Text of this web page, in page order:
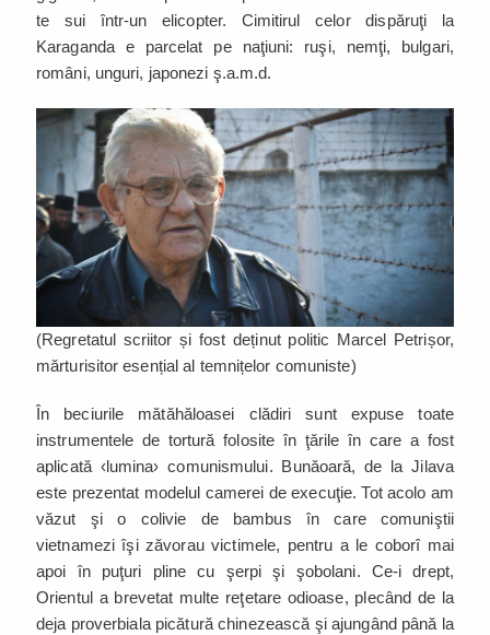
te sui într-un elicopter. Cimitirul celor dispăruţi la
Karaganda e parcelat pe naţiuni: ruşi, nemţi, bulgari,
români, unguri, japonezi ş.a.m.d.
(Regretatul scriitor și fost deținut politic Marcel Petrișor,
mărturisitor esențial al temnițelor comuniste)
În beciurile mătăhăloasei clădiri sunt expuse toate
instrumentele de tortură folosite în ţările în care a fost
aplicată ‹lumina› comunismului. Bunăoară, de la Jilava
este prezentat modelul camerei de execuţie. Tot acolo am
văzut şi o colivie de bambus în care comuniştii
vietnamezi îşi zăvorau victimele, pentru a le coborî mai
apoi în puţuri pline cu şerpi şi şobolani. Ce-i drept,
Orientul a brevetat multe reţetare odioase, plecând de la
deja proverbiala picătură chinezească şi ajungând până la